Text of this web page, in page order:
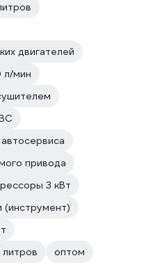
двигателей
л/мин
привода
3 кВт
оптом